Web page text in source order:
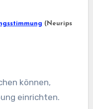
(Neurips
einrichten.